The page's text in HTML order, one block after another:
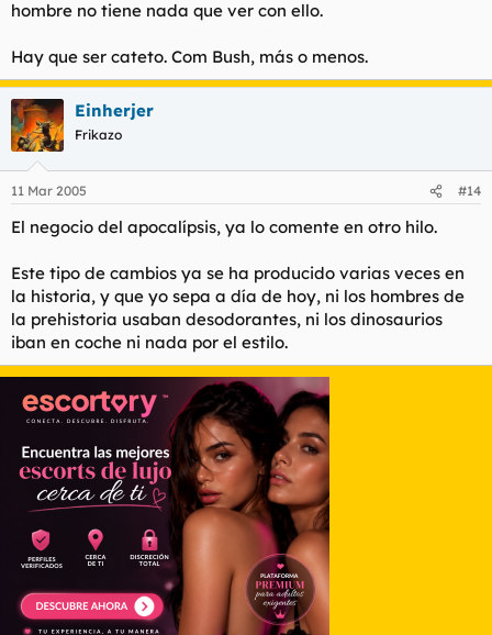
hombre no tiene nada que ver con ello.
Hay que ser cateto. Com Bush, más o menos.
Einherjer
Frikazo
11 Mar 2005 #14
El negocio del apocalípsis, ya lo comente en otro hilo.
Este tipo de cambios ya se ha producido varias veces en
la historia, y que yo sepa a día de hoy, ni los hombres de
la prehistoria usaban desodorantes, ni los dinosaurios
iban en coche ni nada por el estilo.